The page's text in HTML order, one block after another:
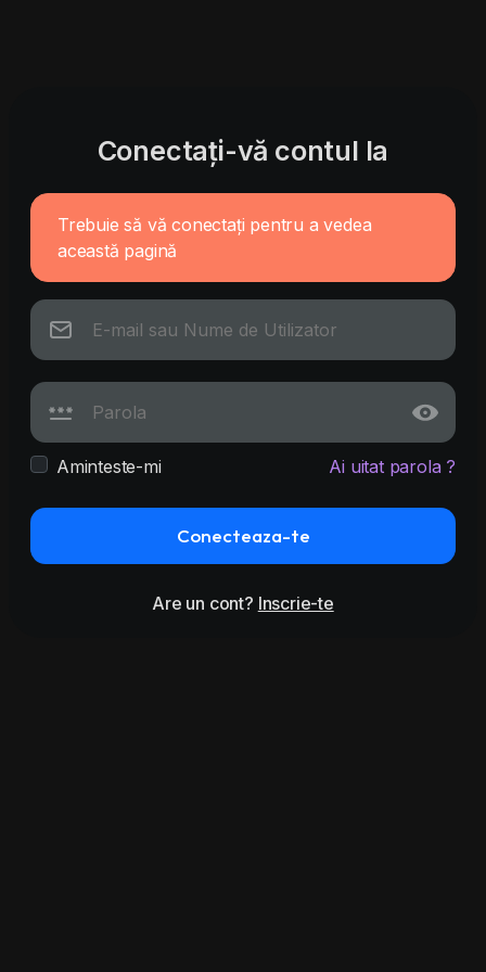
Conectați-vă contul la
Trebuie să vă conectați pentru a vedea
această pagină
Aminteste-mi Ai uitat parola ?
Conecteaza-te
Are un cont? Inscrie-te